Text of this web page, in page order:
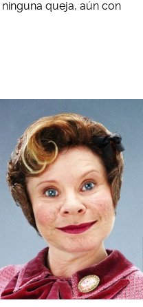
queja, aún con